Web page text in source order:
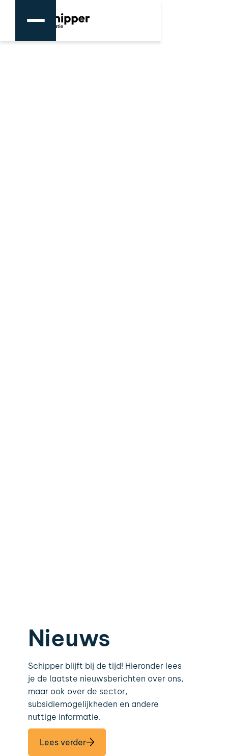
Nieuws
Schipper blijft bij de tijd! Hieronder lees
je de laatste nieuwsberichten over ons,
maar ook over de sector,
subsidiemogelijkheden en andere
nuttige informatie.
Lees verder